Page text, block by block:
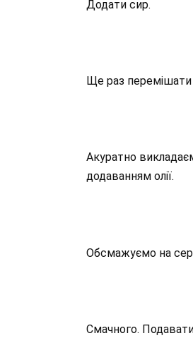
Додати сир.
Ще раз перемішати
Акуратно
додаванням олії.
Обсмажуємо на
Смачного.